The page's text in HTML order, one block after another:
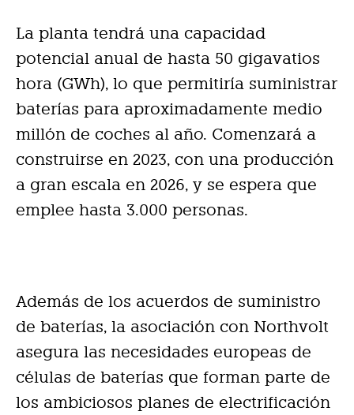
La planta tendrá una capacidad
potencial anual de hasta 50 gigavatios
hora (GWh), lo que permitiría suministrar
baterías para aproximadamente medio
millón de coches al año. Comenzará a
construirse en 2023, con una producción
a gran escala en 2026, y se espera que
emplee hasta 3.000 personas.
Además de los acuerdos de suministro
de baterías, la asociación con Northvolt
asegura las necesidades europeas de
células de baterías que forman parte de
los ambiciosos planes de electrificación